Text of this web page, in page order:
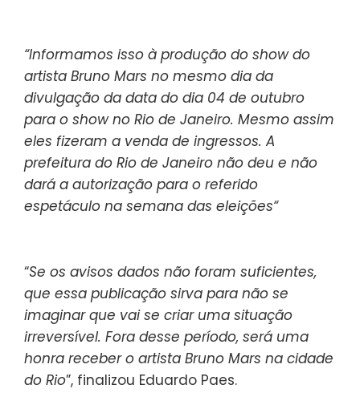
“Informamos isso à produção do show do
artista Bruno Mars no mesmo dia da
divulgação da data do dia 04 de outubro
para o show no Rio de Janeiro. Mesmo assim
eles fizeram a venda de ingressos. A
prefeitura do Rio de Janeiro não deu e não
dará a autorização para o referido
espetáculo na semana das eleições“
“Se os avisos dados não foram suficientes,
que essa publicação sirva para não se
imaginar que vai se criar uma situação
irreversível. Fora desse período, será uma
honra receber o artista Bruno Mars na cidade
do Rio”, finalizou Eduardo Paes.